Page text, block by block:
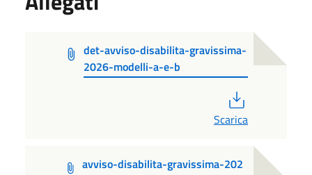
det-avviso-disabilita-gravissima-
2026-modelli-a-e-b
Scarica
avviso-disabilita-gravissima-202